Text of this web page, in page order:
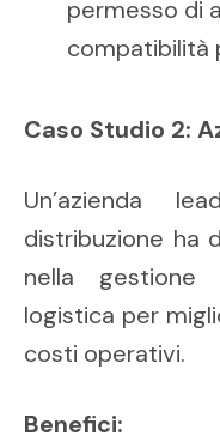
permesso di
compatibilità
Caso Studio 2:
Un’azienda
distribuzione ha
nella
logistica per
costi operativi.
Benefici: